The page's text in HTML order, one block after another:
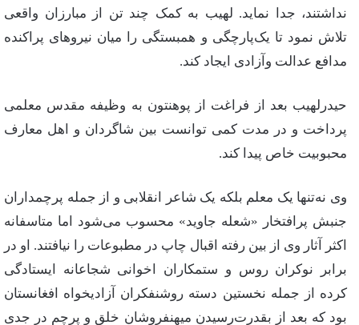
نداشتند، جدا نماید. لهیب به کمک چند تن از مبارزان واقعی
تلاش نمود تا یک‌پارچگی و همبستگی را میان نیروهای پراکنده
مدافع عدالت وآزادی ایجاد کند.
حیدرلهیب بعد از فراغت از پوهنتون به وظیفه مقدس معلمی
پرداخت و در مدت کمی توانست بین شاگردان و اهل معارف
محبوبیت خاص پیدا کند.
وی نه‌تنها یک معلم بلکه یک شاعر انقلابی و از جمله پرچمداران
جنبش پرافتخار «شعله جاوید» محسوب می‌شود اما متاسفانه
اکثر آثار وی از بین رفته اقبال چاپ در مطبوعات را نیافتند. او در
برابر نوكران روس و ستمکاران اخوانی شجاعانه ایستادگی
‌کرده از جمله نخستین دسته روشنفكران آزادیخواه افغانستان
بود كه بعد از بقدرت‌رسیدن میهنفروشان خلق و پرچم در جدی